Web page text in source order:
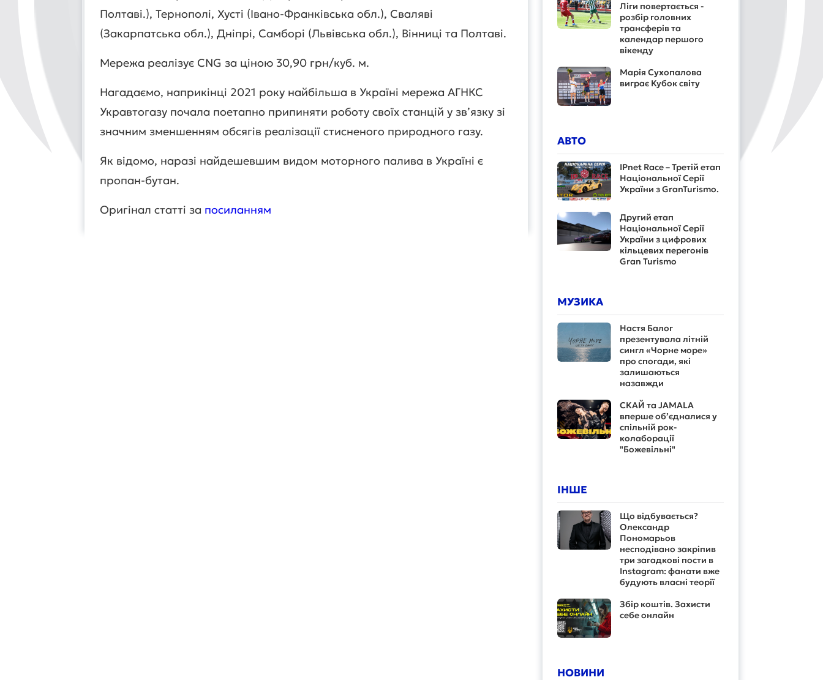
Полтаві.), Тернополі, Хусті (Івано-Франківська обл.), Сваляві
(Закарпатська обл.), Дніпрі, Самборі (Львівська обл.), Вінниці та Полтаві.
Мережа реалізує CNG за ціною 30,90 грн/куб. м.
Нагадаємо, наприкінці 2021 року найбільша в Україні мережа АГНКС
Укравтогазу почала поетапно припиняти роботу своїх станцій у зв’язку зі
значним зменшенням обсягів реалізації стисненого природного газу.
Як відомо, наразі найдешевшим видом моторного палива в Україні є
пропан-бутан.
Оригінал статті за посиланням
Ліги повертається -
розбір головних
трансферів та
календар першого
вікенду
Марія Сухопалова
виграє Кубок світу
АВТО
IPnet Race – Третій етап
Національної Серії
України з GranTurismo.
Другий етап
Національної Серії
України з цифрових
кільцевих перегонів
Gran Turismo
МУЗИКА
Настя Балог
презентувала літній
сингл «Чорне море»
про спогади, які
залишаються
назавжди
СКАЙ та JAMALA
вперше об’єдналися у
спільній рок-
колаборації
"Божевільні"
ІНШЕ
Що відбувається?
Олександр
Пономарьов
несподівано закріпив
три загадкові пости в
Instagram: фанати вже
будують власні теорії
Збір коштів. Захисти
себе онлайн
НОВИНИ